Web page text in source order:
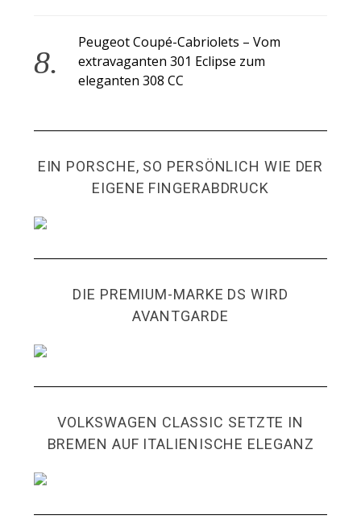
Peugeot Coupé-Cabriolets – Vom
extravaganten 301 Eclipse zum
eleganten 308 CC
EIN PORSCHE, SO PERSÖNLICH WIE DER
EIGENE FINGERABDRUCK
DIE PREMIUM-MARKE DS WIRD
AVANTGARDE
VOLKSWAGEN CLASSIC SETZTE IN
BREMEN AUF ITALIENISCHE ELEGANZ